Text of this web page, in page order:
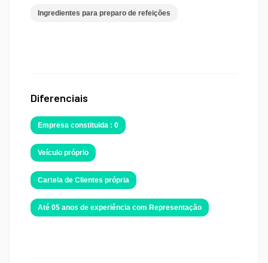
Ingredientes para preparo de refeições
Diferenciais
Empresa constituida : 0
Veículo próprio
Cartela de Clientes própria
Até 05 anos de experiência com Representação